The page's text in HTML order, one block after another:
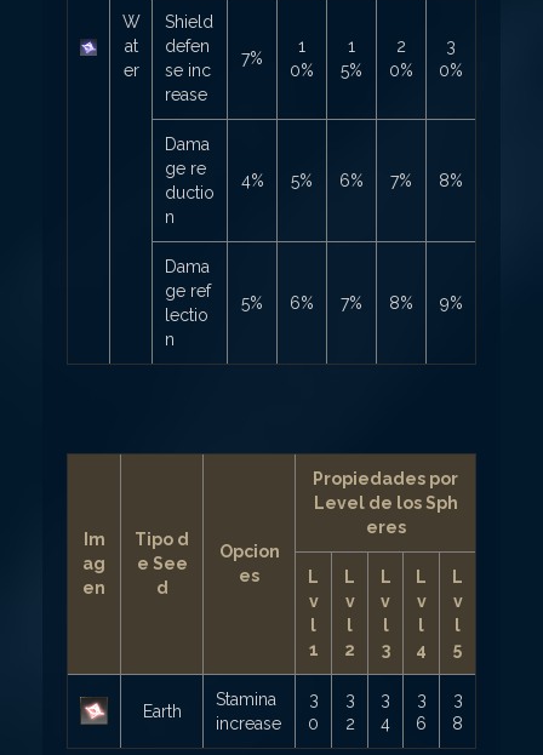
W
at
er
Shield
defen
se inc
rease
7%
1
0%
1
5%
2
0%
3
0%
Dama
ge re
ductio
n
4% 5% 6% 7% 8%
Dama
ge ref
lectio
n
5% 6% 7% 8% 9%
Im
ag
en
Tipo d
e See
d
Opcion
es
Propiedades por
Level de los Sph
eres
L
v
l
1
L
v
l
2
L
v
l
3
L
v
l
4
L
v
l
5
Earth
Stamina
increase
3
0
3
2
3
4
3
6
3
8